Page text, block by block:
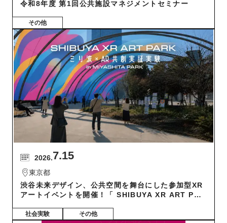
令和8年度 第1回公共施設マネジメントセミナー
その他
2026.7.15
東京都
渋谷未来デザイン、公共空間を舞台にした参加型XR
アートイベントを開催！「 SHIBUYA XR ART PAR
‐」
社会実験 その他